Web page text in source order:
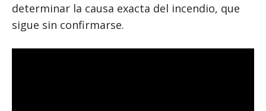
determinar la causa exacta del incendio, que
sigue sin confirmarse.